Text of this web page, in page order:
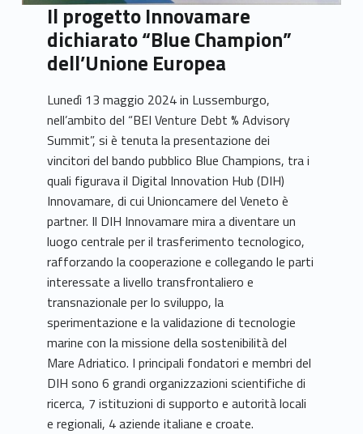
Il progetto Innovamare
dichiarato “Blue Champion”
dell’Unione Europea
Lunedì 13 maggio 2024 in Lussemburgo,
nell’ambito del “BEI Venture Debt % Advisory
Summit”, si è tenuta la presentazione dei
vincitori del bando pubblico Blue Champions, tra i
quali figurava il Digital Innovation Hub (DIH)
Innovamare, di cui Unioncamere del Veneto è
partner. Il DIH Innovamare mira a diventare un
luogo centrale per il trasferimento tecnologico,
rafforzando la cooperazione e collegando le parti
interessate a livello transfrontaliero e
transnazionale per lo sviluppo, la
sperimentazione e la validazione di tecnologie
marine con la missione della sostenibilità del
Mare Adriatico. I principali fondatori e membri del
DIH sono 6 grandi organizzazioni scientifiche di
ricerca, 7 istituzioni di supporto e autorità locali
e regionali, 4 aziende italiane e croate.